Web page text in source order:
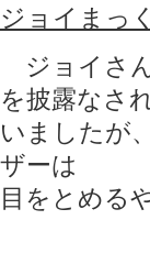
ジョイまっ
ジョイさ
を披露なさ
いましたが
ザーは
目をとめる